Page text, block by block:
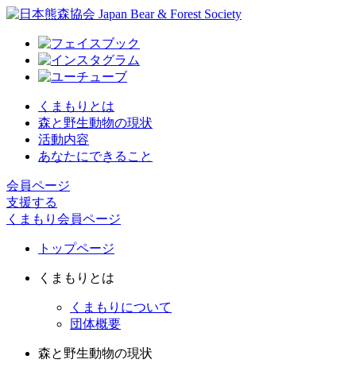
くまもりとは
森と野生動物の現状
活動内容
あなたにできること
会員ページ
支援する
くまもり会員ページ
トップページ
くまもりとは
くまもりについて
団体概要
森と野生動物の現状